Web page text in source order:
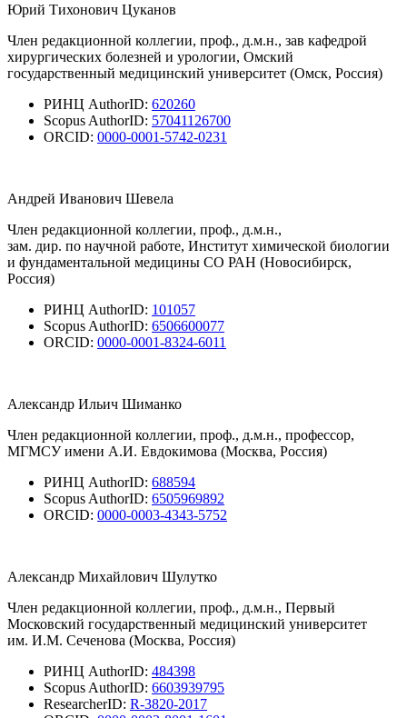
Юрий Тихонович Цуканов
Член редакционной коллегии, проф., д.м.н., зав кафедрой
хирургических болезней и урологии, Омский
государственный медицинский университет (Омск, Россия)
РИНЦ AuthorID: 620260
Scopus AuthorID: 57041126700
ORCID: 0000-0001-5742-0231
Андрей Иванович Шевела
Член редакционной коллегии, проф., д.м.н.,
зам. дир. по научной работе, Институт химической биологии
и фундаментальной медицины СО РАН (Новосибирск,
Россия)
РИНЦ AuthorID: 101057
Scopus AuthorID: 6506600077
ORCID: 0000-0001-8324-6011
Александр Ильич Шиманко
Член редакционной коллегии, проф., д.м.н., профессор,
МГМСУ имени А.И. Евдокимова (Москва, Россия)
РИНЦ AuthorID: 688594
Scopus AuthorID: 6505969892
ORCID: 0000-0003-4343-5752
Александр Михайлович Шулутко
Член редакционной коллегии, проф., д.м.н., Первый
Московский государственный медицинский университет
им. И.М. Сеченова (Москва, Россия)
РИНЦ AuthorID: 484398
Scopus AuthorID: 6603939795
ResearcherID: R-3820-2017